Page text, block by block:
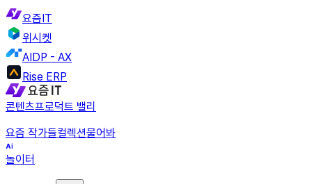
요즘IT
위시켓
AIDP - AX
Rise ERP
콘텐츠프로덕트 밸리
요즘 작가들컬렉션물어봐
놀이터